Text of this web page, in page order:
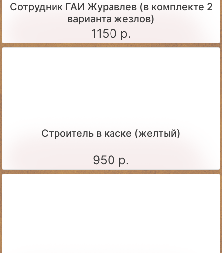
Сотрудник ГАИ Журавлев (в комплекте 2
варианта жезлов)
1150 р.
Строитель в каске (желтый)
950 р.